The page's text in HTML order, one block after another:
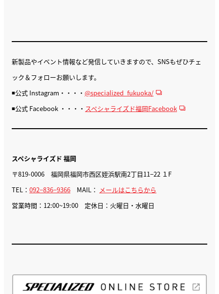
新製品やイベント情報など発信していきますので、SNSもぜひチェ
ック＆フォローお願いします。
◾️公式 Instagram・・・・ @specialized_fukuoka/
◾️公式 Facebook ・・・・ スペシャライズド福岡Facebook
スペシャライズド 福岡
〒819-0006 福岡県福岡市西区姪浜駅南2丁目11−22 １F
TEL： 092−836−9366 MAIL： メールはこちらから
営業時間：12:00~19:00 定休日：火曜日・水曜日